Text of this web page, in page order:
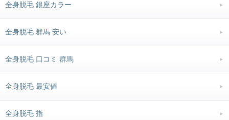
全身脱毛 銀座カラー
全身脱毛 群馬 安い
全身脱毛 口コミ 群馬
全身脱毛 最安値
全身脱毛 指